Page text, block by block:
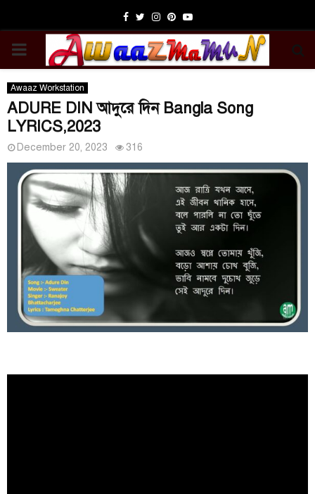
Facebook
TwitterInstagram
Pinterest
Youtube
PRIMARY
MENU
Awaaz Workstation
ADURE DIN আদুরে দিন Bangla Song
LYRICS,2023
December 20, 2023 316